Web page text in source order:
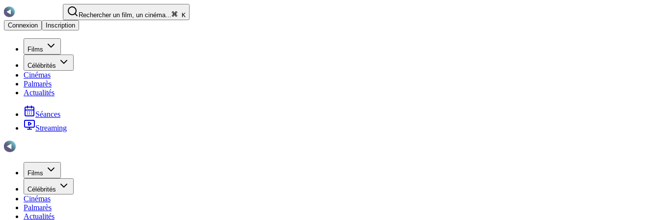
Rechercher un film, un cinéma...
K
Connexion
Inscription
Films
Célébrités
Cinémas
Palmarès
Actualités
Séances
Streaming
Films
Célébrités
Cinémas
Palmarès
Actualités